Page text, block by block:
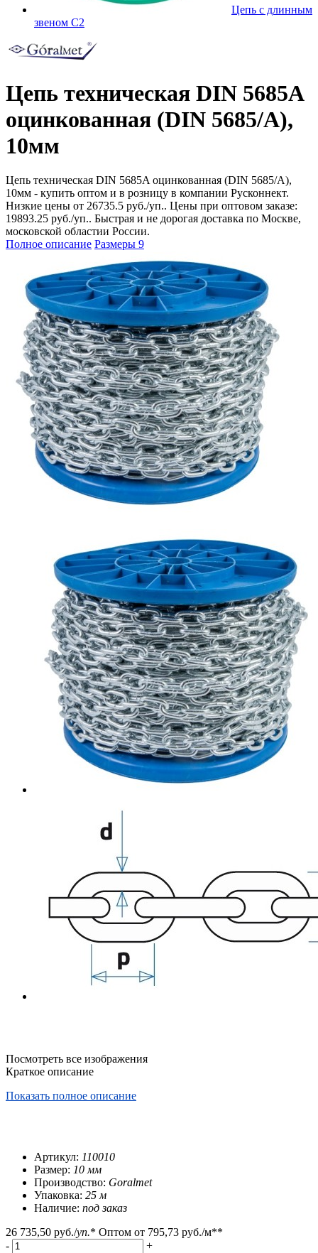
Цепь с длинным
звеном C2
Цепь техническая DIN 5685A
оцинкованная (DIN 5685/A),
10мм
Цепь техническая DIN 5685A оцинкованная (DIN 5685/A),
10мм - купить оптом и в розницу в компании Русконнект.
Низкие цены от 26735.5 руб./уп.. Цены при оптовом заказе:
19893.25 руб./уп.. Быстрая и не дорогая доставка по Москве,
московской областии России.
Полное описание Размеры 9
Посмотреть все изображения
Краткое описание
Показать полное описание
Артикул: 110010
Размер: 10 мм
Производство: Goralmet
Упаковка: 25 м
Наличие: под заказ
26 735,50 руб./уп.* Оптом от 795,73 руб./м**
-
+